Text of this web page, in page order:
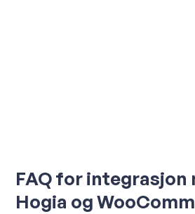
FAQ for
Hogia og